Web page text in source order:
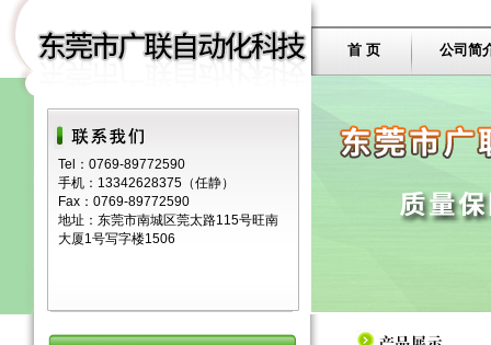
Tel：0769-89772590
手机：13342628375（任静）
Fax：0769-89772590
地址：东莞市南城区莞太路115号旺南
大厦1号写字楼1506
首 页 公司简